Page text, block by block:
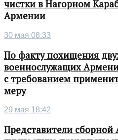
чистки в Нагорном
Армении
30 мая 08:33
По факту похищения
военнослужащих
с требованием
меру
29 мая 18:42
Представители